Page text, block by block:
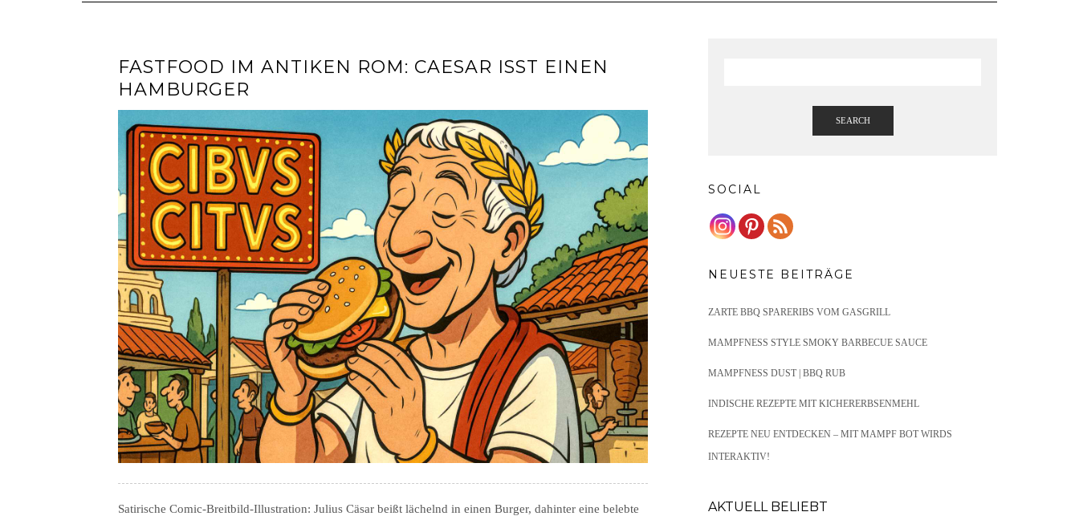
FASTFOOD IM ANTIKEN ROM: CAESAR ISST EINEN
HAMBURGER
Satirische Comic-Breitbild-Illustration: Julius Cäsar beißt lächelnd in einen Burger, dahinter eine belebte
SEARCH
SOCIAL
NEUESTE BEITRÄGE
ZARTE BBQ SPARERIBS VOM GASGRILL
MAMPFNESS STYLE SMOKY BARBECUE SAUCE
MAMPFNESS DUST | BBQ RUB
INDISCHE REZEPTE MIT KICHERERBSENMEHL
REZEPTE NEU ENTDECKEN – MIT MAMPF BOT WIRDS
INTERAKTIV!
AKTUELL BELIEBT